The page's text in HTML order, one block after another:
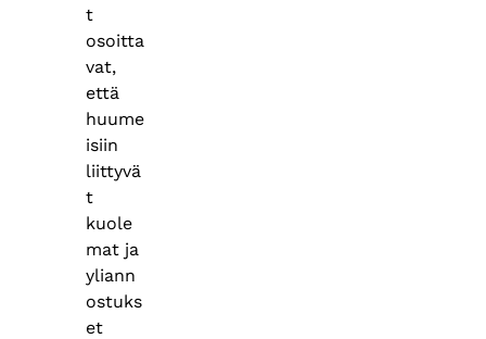
t
osoitta
vat,
että
huume
isiin
liittyvä
t
kuole
mat ja
yliann
ostuks
et